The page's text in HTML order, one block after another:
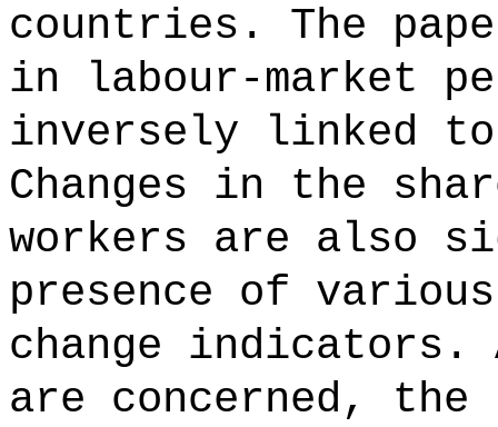
countries. The
in labour-market
inversely linked to
Changes in the
workers are also
presence of
change
are concerned,